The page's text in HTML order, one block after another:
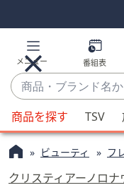
Links
Links2
メニュー 番組表
商
品・
ブ
ラ
ン
名
候
補
が
利
用
商品を探す TSV
ビューティ フ
クリスティアーノロ